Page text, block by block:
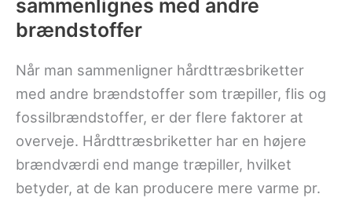
sammenlignes med andre
brændstoffer
Når man sammenligner hårdttræsbriketter
med andre brændstoffer som træpiller, flis og
fossilbrændstoffer, er der flere faktorer at
overveje. Hårdttræsbriketter har en højere
brændværdi end mange træpiller, hvilket
betyder, at de kan producere mere varme pr.